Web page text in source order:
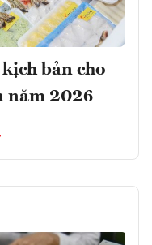
bản cho
năm 2026